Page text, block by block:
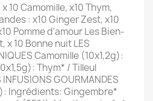
10 Camomille, x10 Thym,
: x10 Ginger Zest, x10
Pomme d'amour Les Bien-
x 10 Bonne nuit LES
Camomille (10x1,2g):
Thym* / Tilleul
GOURMANDES
Ingrédients: Gingembre*